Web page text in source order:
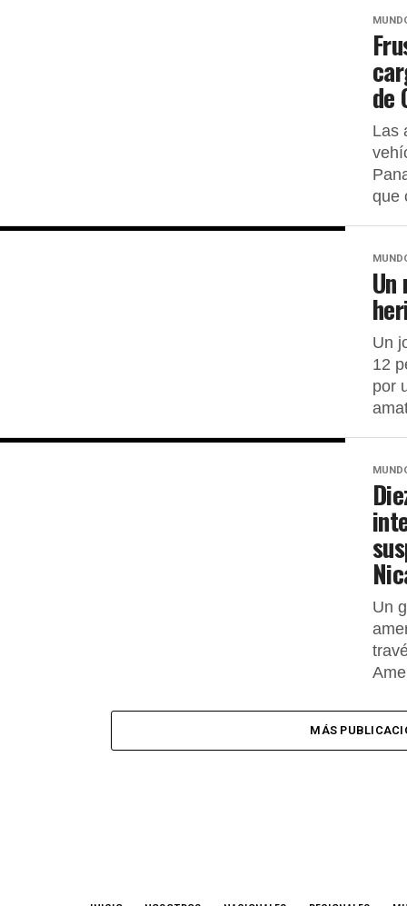
de
Las
que
Un
12
por
Un
MÁS